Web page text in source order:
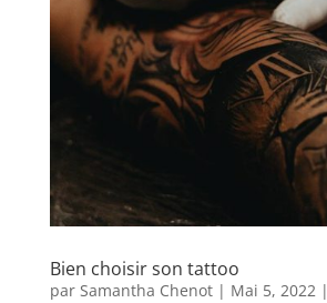
Bien choisir son tattoo
par Samantha Chenot| Mai 5, 2022|